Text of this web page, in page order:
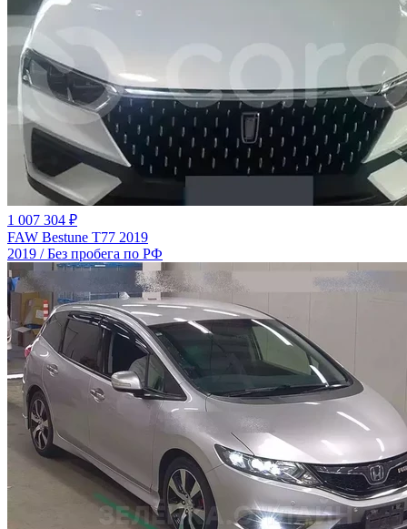
1 007 304 ₽
FAW Bestune T77 2019
2019 / Без пробега по РФ